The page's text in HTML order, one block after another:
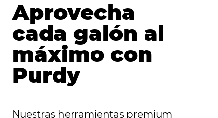
Aprovecha
cada galón al
máximo con
Purdy
Nuestras herramientas premium